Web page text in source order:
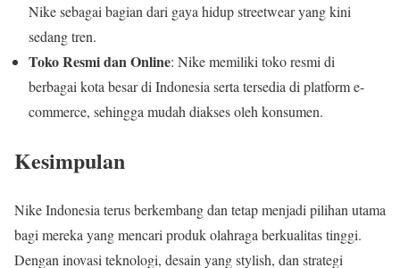
Nike sebagai bagian dari gaya hidup streetwear yang kini
sedang tren.
Toko Resmi dan Online: Nike memiliki toko resmi di
berbagai kota besar di Indonesia serta tersedia di platform e-
commerce, sehingga mudah diakses oleh konsumen.
Kesimpulan
Nike Indonesia terus berkembang dan tetap menjadi pilihan utama
bagi mereka yang mencari produk olahraga berkualitas tinggi.
Dengan inovasi teknologi, desain yang stylish, dan strategi